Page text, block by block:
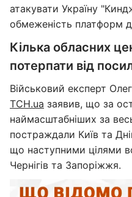
атакувати Україну
обмеженість платформ
Кілька обласних
потерпати від
Військовий експерт
ТСН.ua заявив, що за
наймасштабніших за
постраждали Київ та
що наступними цілями
Чернігів та Запоріжжя.